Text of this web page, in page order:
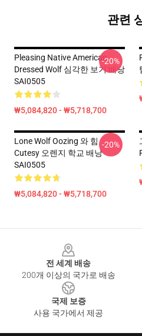
관련
Pleasing Native American
Dressed Wolf 심각한 보기 배낭
SAI0505
₩5,084,820 - ₩5,718,700
-20%
Lone Wolf Oozing 와 힘
Cutesy 오렌지 학교 배낭
SAI0505
₩5,084,820 - ₩5,718,700
-20%
전 세계 배송
200개 이상의 국가로 배송
국제 보증
사용 국가에서 제공